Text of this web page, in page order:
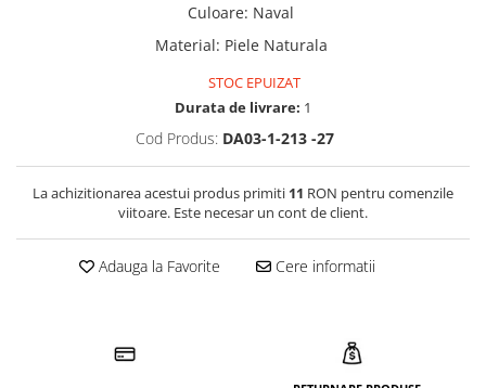
Culoare: Naval
Material: Piele Naturala
STOC EPUIZAT
Durata de livrare: 1
Cod Produs: DA03-1-213 -27
La achizitionarea acestui produs primiti 11 RON pentru comenzile
viitoare. Este necesar un cont de client.
Adauga la Favorite Cere informatii